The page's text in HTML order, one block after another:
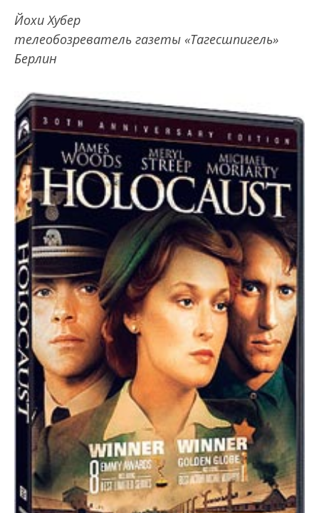
Йохи Хубер
телеобозреватель газеты «Тагесшпигель»
Берлин